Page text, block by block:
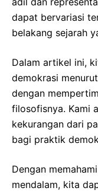
dapat bervariasi
belakang sejarah
Dalam artikel ini,
demokrasi
dengan
filosofisnya. Kami
kekurangan dari
bagi praktik
Dengan
mendalam, kita